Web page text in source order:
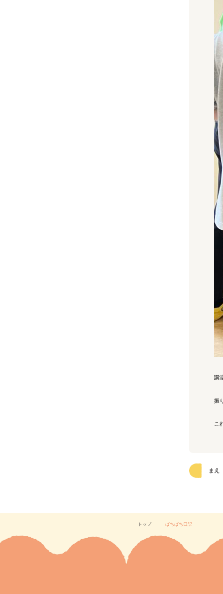
講
振
こ
まえ
トップ ぱちぱち日記